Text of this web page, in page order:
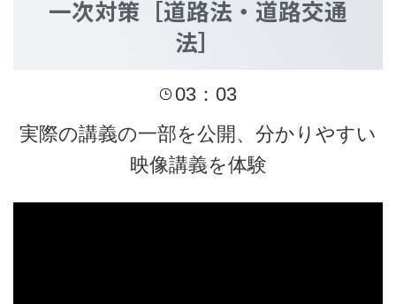
一次対策［道路法・道路交通
法］
03：03
実際の講義の一部を公開、分かりやすい
映像講義を体験